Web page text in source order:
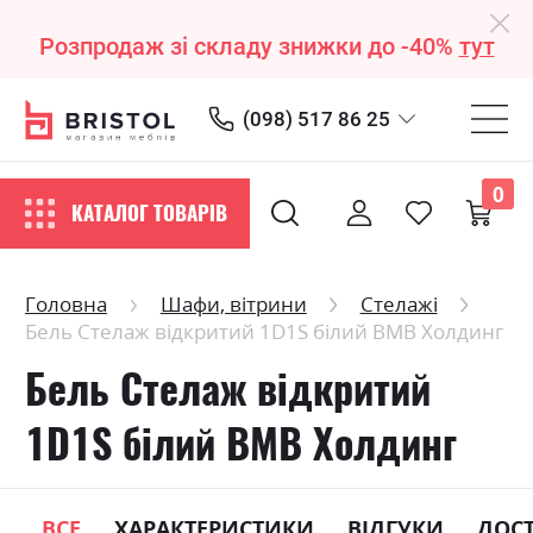
Розпродаж зі складу знижки до -40% тут
(098) 517 86 25
КАТАЛОГ ТОВАРІВ
0
Головна Шафи, вітрини
Стелажі
Бель Стелаж відкритий 1D1S білий ВМВ Холдинг
Бель Стелаж відкритий
1D1S білий ВМВ Холдинг